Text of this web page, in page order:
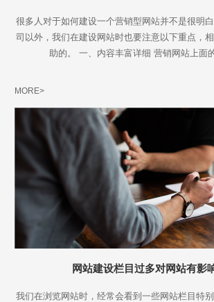
很多人对于如何建设一个营销型网站并不是很明
司以外，我们在建设网站时也要注意以下重点，
助的。 一、内容丰富详细 营销网站上面
MORE>
网站建设栏目过多对网站有影
我们在浏览网站时，经常会看到一些网站栏目特